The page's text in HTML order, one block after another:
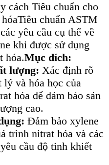
cách Tiêu chuẩn cho
Tiêu chuẩn ASTM
yêu cầu cụ thể về
khi được sử dụng
hóa.Mục đích:
lượng: Xác định rõ
lý và hóa học của
hóa để đảm bảo sản
cao.
Đảm bảo xylene
trình nitrat hóa và các
cầu độ tinh khiết